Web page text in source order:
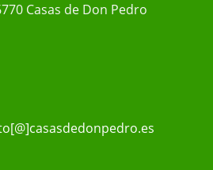
Casas de Don Pedro